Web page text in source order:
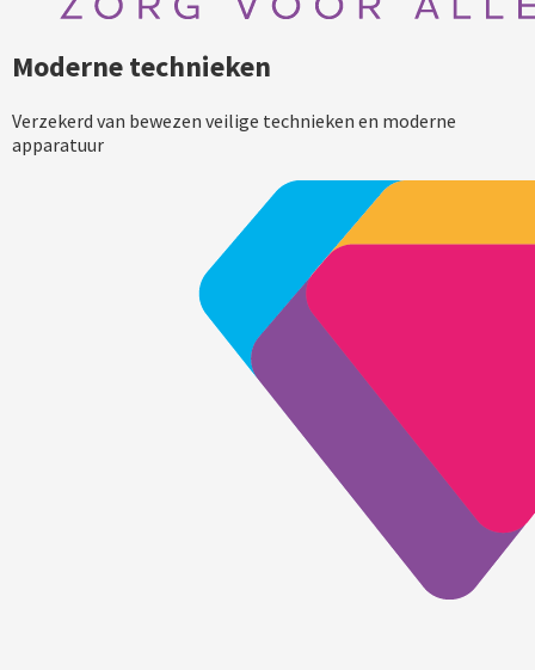
Moderne technieken
Verzekerd van bewezen veilige technieken en moderne
apparatuur